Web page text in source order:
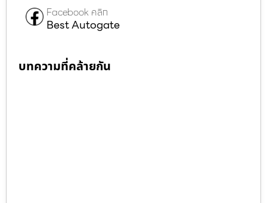
Facebook คลิก
Best Autogate
บทความที่คล้ายกัน